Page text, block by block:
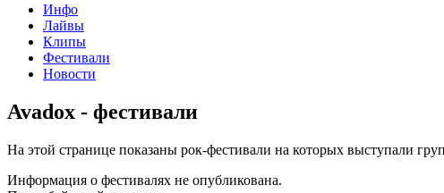
Инфо
Лайвы
Клипы
Фестивали
Новости
Avadox - фестивали
На этой странице показаны рок-фестивали на которых выступали
Информация о фестивалях не опубликована.